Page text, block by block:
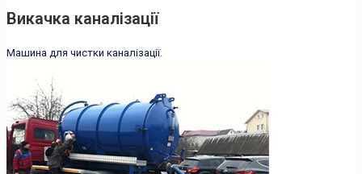
Викачка каналізації
Машина для чистки каналізації.